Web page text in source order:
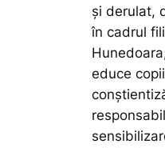
și derulat,
în cadrul
educe